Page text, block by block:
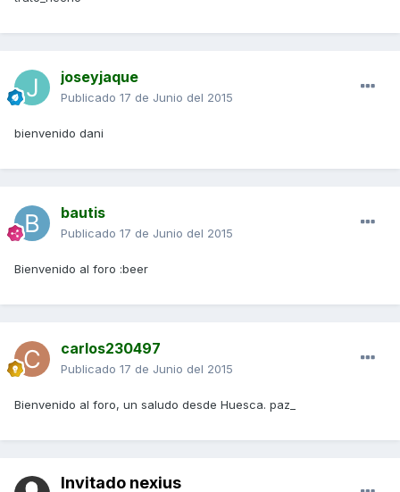
joseyjaque
Publicado 17 de Junio del 2015
bienvenido dani
bautis
Publicado 17 de Junio del 2015
Bienvenido al foro :beer
carlos230497
Publicado 17 de Junio del 2015
Bienvenido al foro, un saludo desde Huesca. paz_
Invitado nexius